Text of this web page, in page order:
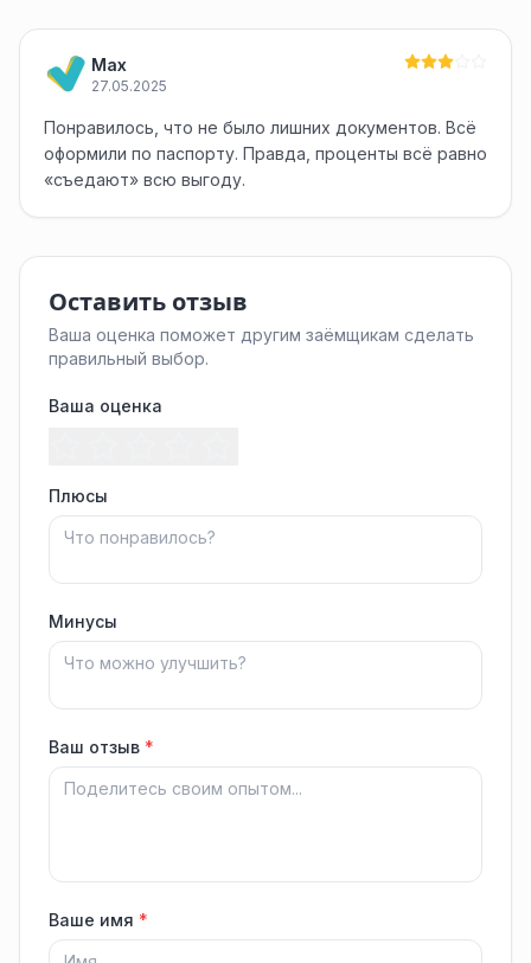
Max
27.05.2025
Понравилось, что не было лишних документов. Всё
оформили по паспорту. Правда, проценты всё равно
«съедают» всю выгоду.
Оставить отзыв
Ваша оценка поможет другим заёмщикам сделать
правильный выбор.
Ваша оценка
Плюсы
Минусы
Ваш отзыв *
Ваше имя *